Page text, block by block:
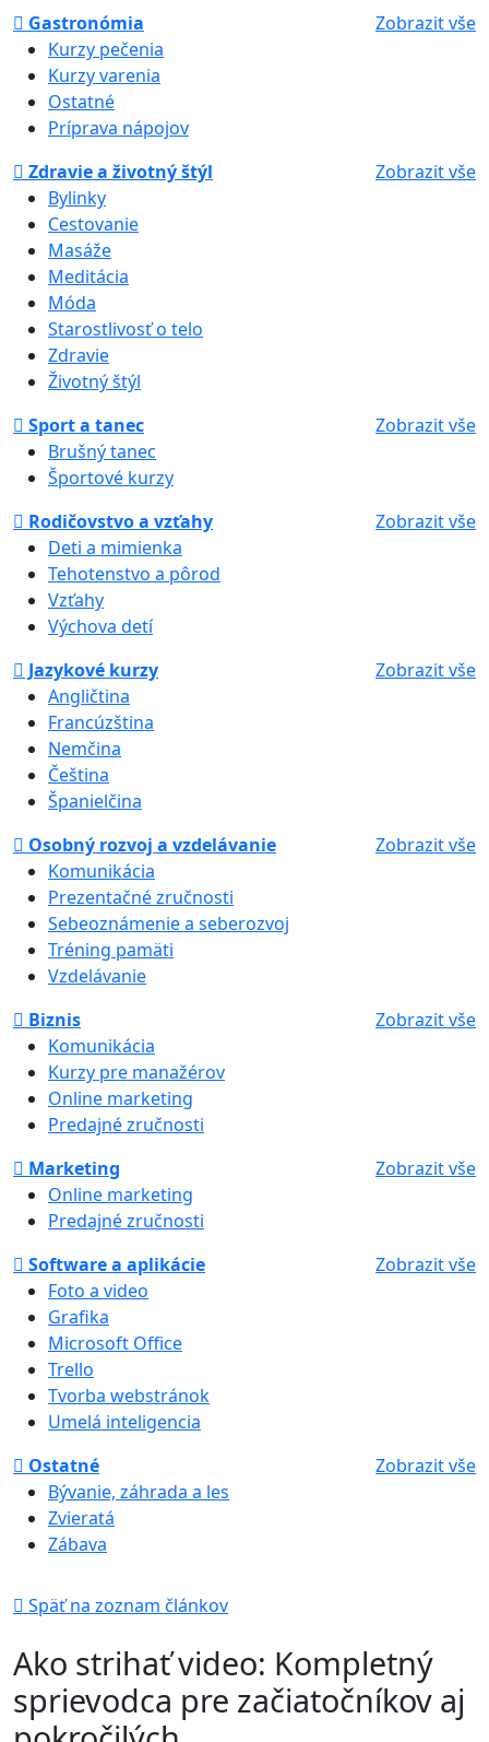
Gastronómia
Zobrazit vše
Kurzy pečenia
Kurzy varenia
Ostatné
Príprava nápojov
Zdravie a životný štýl
Zobrazit vše
Bylinky
Cestovanie
Masáže
Meditácia
Móda
Starostlivosť o telo
Zdravie
Životný štýl
Sport a tanec
Zobrazit vše
Brušný tanec
Športové kurzy
Rodičovstvo a vzťahy
Zobrazit vše
Deti a mimienka
Tehotenstvo a pôrod
Vzťahy
Výchova detí
Jazykové kurzy
Zobrazit vše
Angličtina
Francúzština
Nemčina
Čeština
Španielčina
Osobný rozvoj a vzdelávanie
Zobrazit vše
Komunikácia
Prezentačné zručnosti
Sebeoznámenie a seberozvoj
Tréning pamäti
Vzdelávanie
Biznis
Zobrazit vše
Komunikácia
Kurzy pre manažérov
Online marketing
Predajné zručnosti
Marketing
Zobrazit vše
Online marketing
Predajné zručnosti
Software a aplikácie
Zobrazit vše
Foto a video
Grafika
Microsoft Office
Trello
Tvorba webstránok
Umelá inteligencia
Ostatné
Zobrazit vše
Bývanie, záhrada a les
Zvieratá
Zábava
Späť na zoznam článkov
Ako strihať video: Kompletný
sprievodca pre začiatočníkov aj